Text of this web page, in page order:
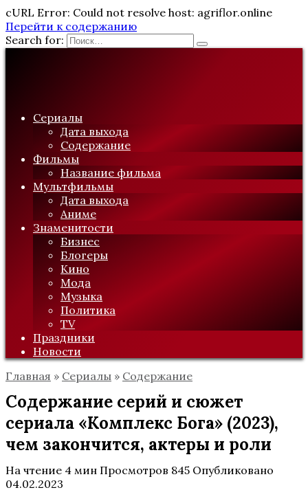
cURL Error: Could not resolve host: agriflor.online
Перейти к содержанию
Search for:
Сериалы
Дата выхода
Содержание
Фильмы
Название фильма
Мультфильмы
Дата выхода
Аниме
Знаменитости
Бизнес
Блогеры
Кино
Мода
Музыка
Политика
TV
Праздники
Новости
Главная » Сериалы » Содержание
Содержание серий и сюжет
сериала «Комплекс Бога» (2023),
чем закончится, актеры и роли
На чтение 4 мин Просмотров 845 Опубликовано
04.02.2023